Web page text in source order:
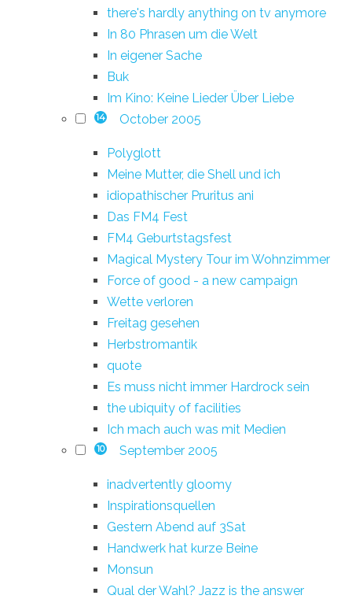
there's hardly anything on tv anymore
In 80 Phrasen um die Welt
In eigener Sache
Buk
Im Kino: Keine Lieder Über Liebe
14 October 2005
Polyglott
Meine Mutter, die Shell und ich
idiopathischer Pruritus ani
Das FM4 Fest
FM4 Geburtstagsfest
Magical Mystery Tour im Wohnzimmer
Force of good - a new campaign
Wette verloren
Freitag gesehen
Herbstromantik
quote
Es muss nicht immer Hardrock sein
the ubiquity of facilities
Ich mach auch was mit Medien
10 September 2005
inadvertently gloomy
Inspirationsquellen
Gestern Abend auf 3Sat
Handwerk hat kurze Beine
Monsun
Qual der Wahl? Jazz is the answer